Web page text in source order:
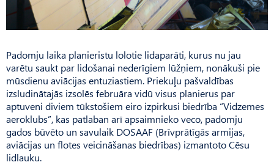
Padomju laika planieristu lolotie lidaparāti, kurus nu jau
varētu saukt par lidošanai nederīgiem lūžņiem, nonākuši pie
mūsdienu aviācijas entuziastiem. Priekuļu pašvaldības
izsludinātajās izsolēs februāra vidū visus planierus par
aptuveni diviem tūkstošiem eiro izpirkusi biedrība “Vidzemes
aeroklubs”, kas patlaban arī apsaimnieko veco, padomju
gados būvēto un savulaik DOSAAF (Brīvprātīgās armijas,
aviācijas un flotes veicināšanas biedrības) izmantoto Cēsu
lidlauku.